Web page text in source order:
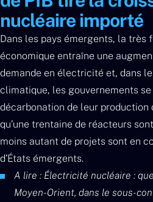
nucléaire importé
Dans les pays émergents, la très
économique entraîne une
demande en électricité et, dans
climatique, les gouvernements
décarbonation de leur production
qu’une trentaine de réacteurs
moins autant de projets sont en
d’États émergents.
A lire : Électricité nucléaire :
Moyen-Orient, dans le sous-